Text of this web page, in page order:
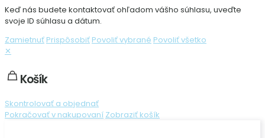
Keď nás budete kontaktovať ohľadom vášho súhlasu, uveďte
svoje ID súhlasu a dátum.
Zamietnuť Prispôsobiť Povoliť vybrané Povoliť všetko
✕
Košík
Skontrolovať a objednať
Pokračovať v nakupovaní Zobraziť košík